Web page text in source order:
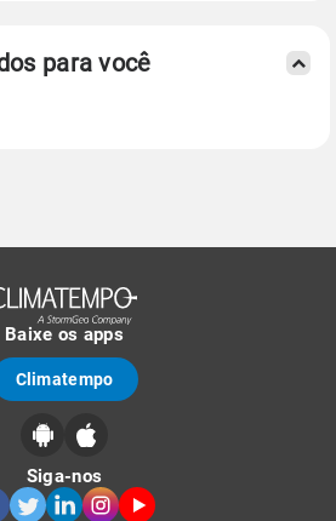
para você
Baixe os apps
Climatempo
Siga-nos